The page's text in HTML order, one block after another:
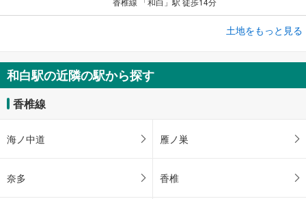
1,550万円～1,780万円
未定
土地をもっと見る
和白駅の近隣の駅から探す
香椎線
海ノ中道 雁ノ巣
奈多 香椎